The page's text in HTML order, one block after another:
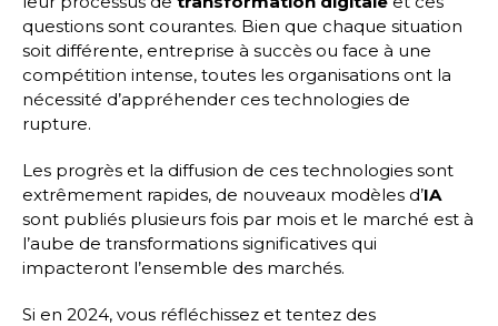
questions sont courantes. Bien que chaque situation
soit différente, entreprise à succès ou face à une
compétition intense, toutes les organisations ont la
nécessité d’appréhender ces technologies de
rupture.
Les progrès et la diffusion de ces technologies sont
extrêmement rapides, de nouveaux modèles d’IA
sont publiés plusieurs fois par mois et le marché est à
l’aube de transformations significatives qui
impacteront l’ensemble des marchés.
Si en 2024, vous réfléchissez et tentez des